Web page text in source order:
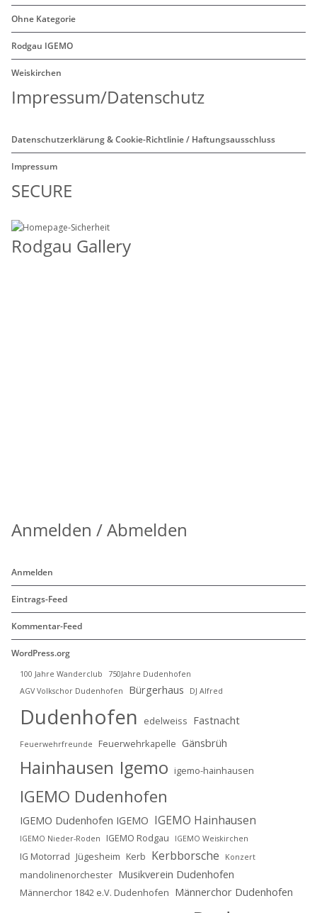
Ohne Kategorie
Rodgau IGEMO
Weiskirchen
Impressum/Datenschutz
Datenschutzerklärung & Cookie-Richtlinie / Haftungsausschluss
Impressum
SECURE
Rodgau Gallery
Anmelden / Abmelden
Anmelden
Eintrags-Feed
Kommentar-Feed
WordPress.org
100 Jahre Wanderclub
750Jahre Dudenhofen
AGV Volkschor Dudenhofen
Bürgerhaus DJ Alfred
Dudenhofen edelweiss Fastnacht
Feuerwehrfreunde Feuerwehrkapelle Gänsbrüh
Hainhausen Igemo igemo-hainhausen
IGEMO Dudenhofen
IGEMO Dudenhofen IGEMO IGEMO Hainhausen
IGEMO Nieder-Roden IGEMO Rodgau IGEMO Weiskirchen
IG Motorrad Jügesheim Kerb Kerbborsche Konzert
mandolinenorchester Musikverein Dudenhofen
Männerchor 1842 e.V. Dudenhofen Männerchor Dudenhofen